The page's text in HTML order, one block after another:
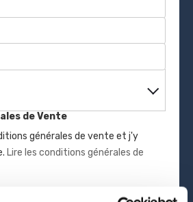
de Vente
générales de vente et j'y
Lire les conditions générales de